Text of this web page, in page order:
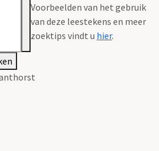
Voorbeelden van het gebruik
van deze leestekens en meer
zoektips vindt u hier.